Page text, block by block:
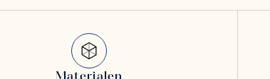
Materialen